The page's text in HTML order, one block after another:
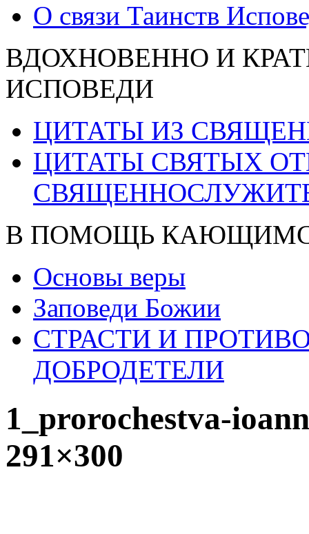
О связи Таинств
ВДОХНОВЕННО И
ИСПОВЕДИ
ЦИТАТЫ ИЗ
ЦИТАТЫ СВЯТЫХ
В ПОМОЩЬ
Основы веры
Заповеди Божии
СТРАСТИ И
ДОБРОДЕТЕЛИ
1_prorochestva-
291×300